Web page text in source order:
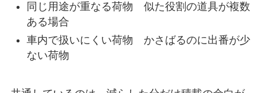
同じ用途が重なる荷物 似た役割の道具が複数
ある場合
車内で扱いにくい荷物 かさばるのに出番が少
ない荷物